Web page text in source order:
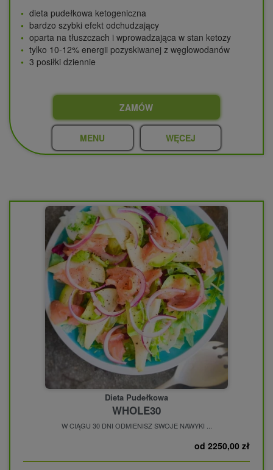
dieta pudełkowa ketogeniczna
bardzo szybki efekt odchudzający
oparta na tłuszczach i wprowadzająca w stan ketozy
tylko 10-12% energii pozyskiwanej z węglowodanów
3 posiłki dziennie
ZAMÓW
MENU WĘCEJ
Dieta Pudełkowa
WHOLE30
W CIĄGU 30 DNI ODMIENISZ SWOJE NAWYKI ...
od 2250,00 zł